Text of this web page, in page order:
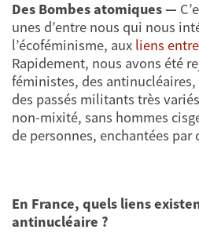
Des Bombes atomiques —
unes d’entre nous qui nous
l’écoféminisme, aux liens
Rapidement, nous avons été
féministes, des antinucléaires,
des passés militants très
non-mixité, sans hommes
de personnes, enchantées
En France, quels liens
antinucléaire ?